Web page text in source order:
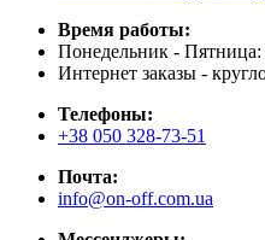
Время работы:
Понедельник - Пятница:
Интернет заказы -
Телефоны:
+38 050 328-73-51
Почта:
info@on-off.com.ua